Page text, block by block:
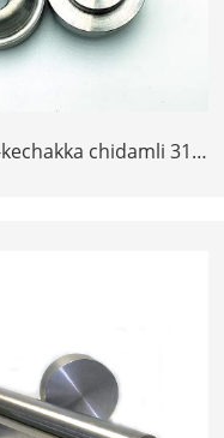
chidamli 31.1